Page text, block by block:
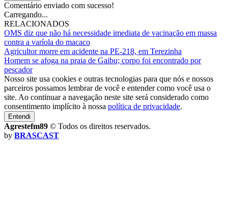
Comentário enviado com sucesso!
Carregando...
RELACIONADOS
OMS diz que não há necessidade imediata de vacinação em massa
contra a varíola do macaco
Agricultor morre em acidente na PE-218, em Terezinha
Homem se afoga na praia de Gaibu; corpo foi encontrado por
pescador
Nosso site usa cookies e outras tecnologias para que nós e nossos
parceiros possamos lembrar de você e entender como você usa o
site. Ao continuar a navegação neste site será considerado como
consentimento implícito à nossa política de privacidade.
Entendi
Agrestefm89 © Todos os direitos reservados.
by BRASCAST